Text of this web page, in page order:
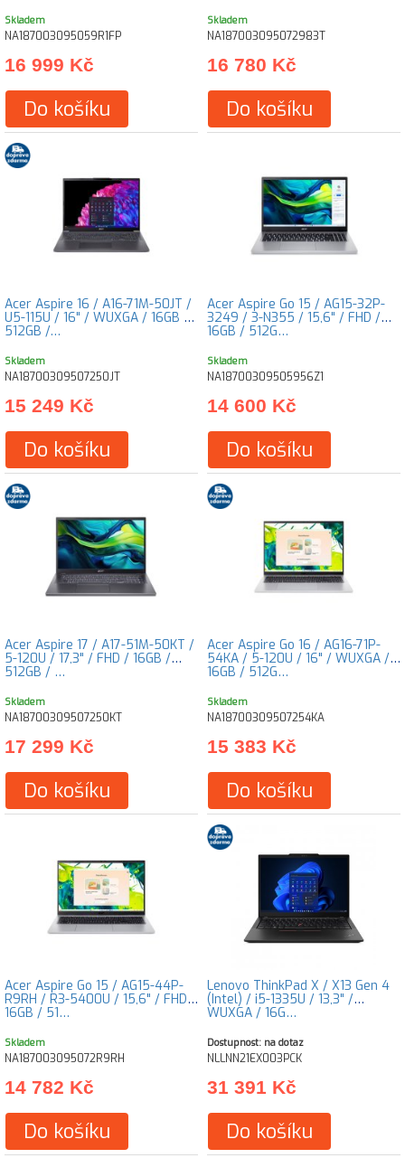
Skladem
NA187003095059R1FP
16 999 Kč
Do košíku
Skladem
NA187003095072983T
16 780 Kč
Do košíku
Acer Aspire 16 / A16-71M-50JT /
U5-115U / 16" / WUXGA / 16GB /
512GB /…
Skladem
NA18700309507250JT
15 249 Kč
Do košíku
Acer Aspire Go 15 / AG15-32P-
3249 / 3-N355 / 15,6" / FHD /
16GB / 512G…
Skladem
NA18700309505956Z1
14 600 Kč
Do košíku
Acer Aspire 17 / A17-51M-50KT /
5-120U / 17,3" / FHD / 16GB /
512GB / …
Skladem
NA18700309507250KT
17 299 Kč
Do košíku
Acer Aspire Go 16 / AG16-71P-
54KA / 5-120U / 16" / WUXGA /
16GB / 512G…
Skladem
NA18700309507254KA
15 383 Kč
Do košíku
Acer Aspire Go 15 / AG15-44P-
R9RH / R3-5400U / 15,6" / FHD /
16GB / 51…
Skladem
NA187003095072R9RH
14 782 Kč
Do košíku
Lenovo ThinkPad X / X13 Gen 4
(Intel) / i5-1335U / 13,3" /
WUXGA / 16G…
Dostupnost: na dotaz
NLLNN21EX003PCK
31 391 Kč
Do košíku